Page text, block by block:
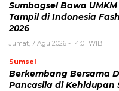
Sumbagsel Bawa
Tampil di Indonesia
2026
Jumat, 7 Agu 2026 - 14:01 WIB
Sumsel
Berkembang Bersama
Pancasila di Kehidupan